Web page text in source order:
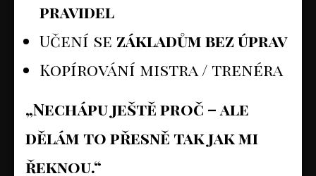
pravidel
Učení se základům bez úprav
Kopírování mistra / trenéra
„Nechápu ještě proč – ale
dělám to přesně tak jak mi
řeknou.“